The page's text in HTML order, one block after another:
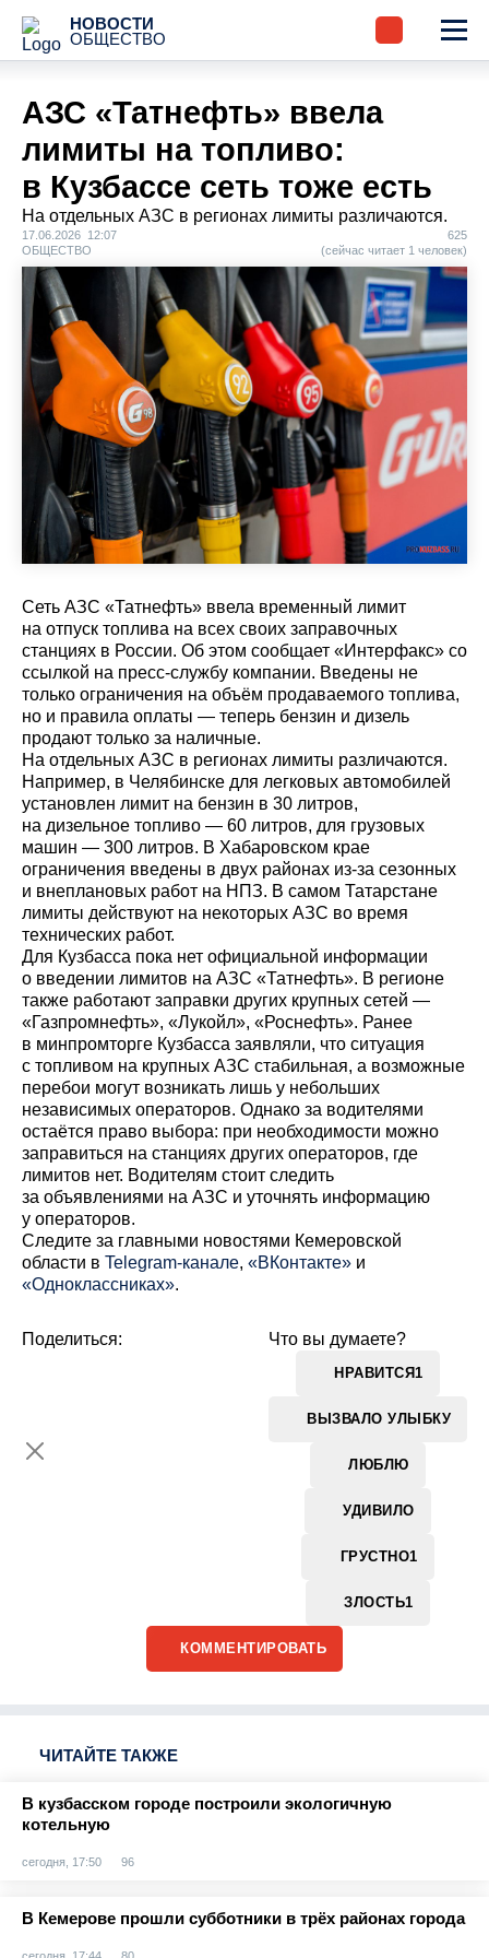
НОВОСТИ
ОБЩЕСТВО
АЗС «Татнефть» ввела
лимиты на топливо:
в Кузбассе сеть тоже есть
На отдельных АЗС в регионах лимиты различаются.
17.06.2026 12:07
ОБЩЕСТВО
625
(сейчас читает 1 человек)
Сеть АЗС «Татнефть» ввела временный лимит
на отпуск топлива на всех своих заправочных
станциях в России. Об этом сообщает «Интерфакс» со
ссылкой на пресс-службу компании. Введены не
только ограничения на объём продаваемого топлива,
но и правила оплаты — теперь бензин и дизель
продают только за наличные.
На отдельных АЗС в регионах лимиты различаются.
Например, в Челябинске для легковых автомобилей
установлен лимит на бензин в 30 литров,
на дизельное топливо — 60 литров, для грузовых
машин — 300 литров. В Хабаровском крае
ограничения введены в двух районах из-за сезонных
и внеплановых работ на НПЗ. В самом Татарстане
лимиты действуют на некоторых АЗС во время
технических работ.
Для Кузбасса пока нет официальной информации
о введении лимитов на АЗС «Татнефть». В регионе
также работают заправки других крупных сетей —
«Газпромнефть», «Лукойл», «Роснефть». Ранее
в минпромторге Кузбасса заявляли, что ситуация
с топливом на крупных АЗС стабильная, а возможные
перебои могут возникать лишь у небольших
независимых операторов. Однако за водителями
остаётся право выбора: при необходимости можно
заправиться на станциях других операторов, где
лимитов нет. Водителям стоит следить
за объявлениями на АЗС и уточнять информацию
у операторов.
Cледите за главными новостями Кемеровской
области в Telegram-канале, «ВКонтакте» и
«Одноклассниках».
Что вы думаете?
НРАВИТСЯ1
ВЫЗВАЛО УЛЫБКУ
ЛЮБЛЮ
УДИВИЛО
ГРУСТНО1
ЗЛОСТЬ1
Поделиться:
КОММЕНТИРОВАТЬ
ЧИТАЙТЕ ТАКЖЕ
В кузбасском городе построили экологичную
котельную
сегодня, 17:50 96
В Кемерове прошли субботники в трёх районах города